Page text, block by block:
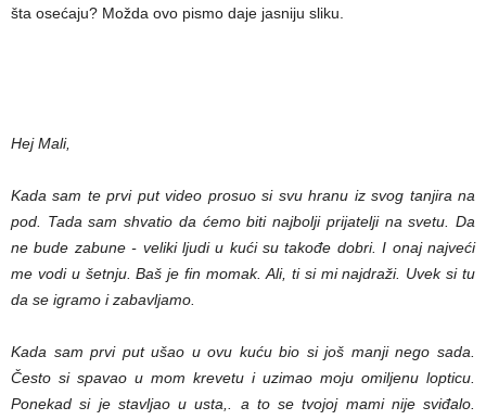
šta osećaju? Možda ovo pismo daje jasniju sliku.
Hej Mali,
Kada sam te prvi put video prosuo si svu hranu iz svog tanjira na
pod. Tada sam shvatio da ćemo biti najbolji prijatelji na svetu. Da
ne bude zabune - veliki ljudi u kući su takođe dobri. I onaj najveći
me vodi u šetnju. Baš je fin momak. Ali, ti si mi najdraži. Uvek si tu
da se igramo i zabavljamo.
Kada sam prvi put ušao u ovu kuću bio si još manji nego sada.
Često si spavao u mom krevetu i uzimao moju omiljenu lopticu.
Ponekad si je stavljao u usta,. a to se tvojoj mami nije sviđalo.